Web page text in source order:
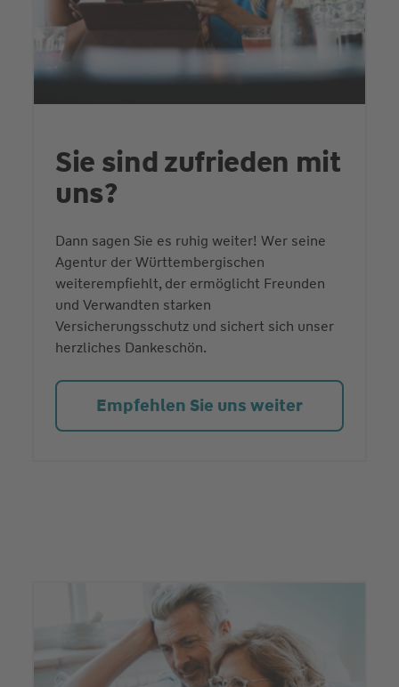
Sie sind zufrieden mit
uns?
Dann sagen Sie es ruhig weiter! Wer seine
Agentur der Württembergischen
weiterempfiehlt, der ermöglicht Freunden
und Verwandten starken
Versicherungsschutz und sichert sich unser
herzliches Dankeschön.
Empfehlen Sie uns weiter